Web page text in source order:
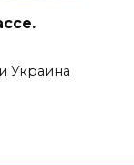
Украина